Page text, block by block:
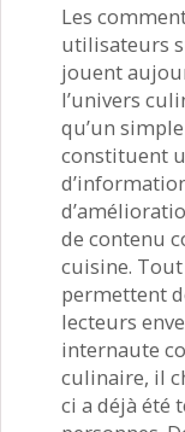
Les
utilisateurs
jouent
l’univers
qu’un
constituent
de contenu
cuisine.
permettent
lecteurs
internaute
culinaire, il
ci a déjà été